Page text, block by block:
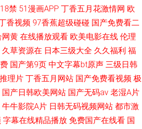
禁 51漫画APP 丁香五月花激情网 欧
香视频 97香蕉超级碰碰 国产免费看二
网黄 在线播放观看 欧美电影在线 伦理
久草资源在 日本三级大全 久久福利 福
国产第9页 中文字幕bt原声 三级日韩
理片 丁香五月网站 国产免费看视频 极
国产日韩欧美网站 国产无码av 老湿A片
牛牛影院A片 日韩无码视频网站 都市激
字幕在线精品播放 免费国产在线看 国